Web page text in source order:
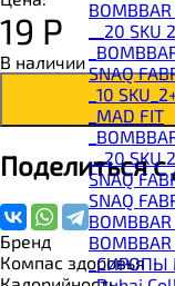
__20
SNAQ
_10
_MAD FIT
__20 SKU
SNAQ
SNAQ
_CИРОПЫ
19 Р
В наличии
Поделиться
Бренд
Компас здоровья